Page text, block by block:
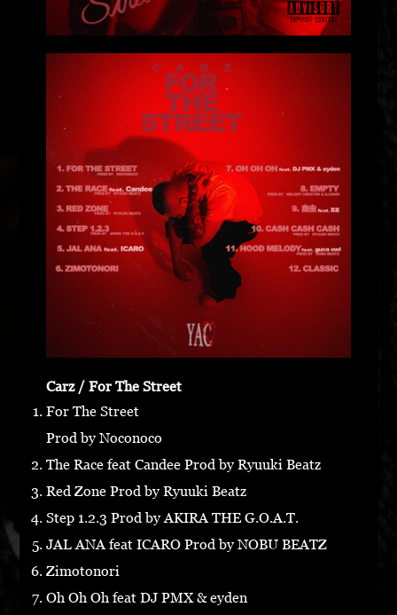
Carz / For The Street
For The Street
Prod by Noconoco
The Race feat Candee Prod by Ryuuki Beatz
Red Zone Prod by Ryuuki Beatz
Step 1.2.3 Prod by AKIRA THE G.O.A.T.
JAL ANA feat ICARO Prod by NOBU BEATZ
Zimotonori
Oh Oh Oh feat DJ PMX & eyden